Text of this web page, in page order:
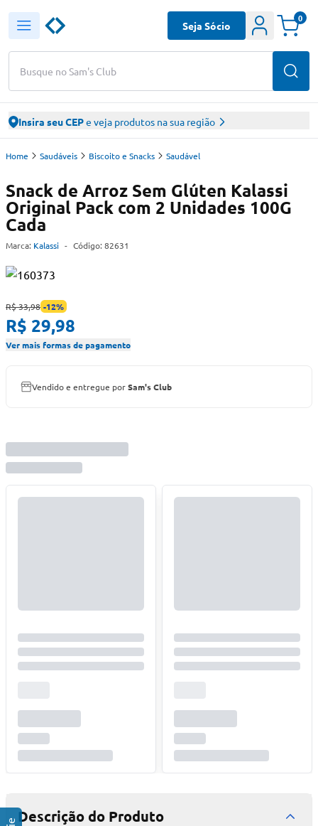
Busque no Sam's Club
Seja Sócio
0
Insira seu CEPe veja produtos na sua região
Home Saudáveis Biscoito e Snacks Saudável
Snack de Arroz Sem Glúten Kalassi
Original Pack com 2 Unidades 100G
Cada
Marca: Kalassi - Código: 82631
R$ 33,98 -12%
R$ 29,98
Ver mais formas de pagamento
Vendido e entregue porSam's Club
Descrição do Produto